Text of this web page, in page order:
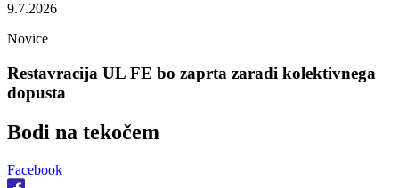
9.7.2026
Novice
Restavracija UL FE bo zaprta zaradi kolektivnega
dopusta
Bodi na tekočem
Facebook